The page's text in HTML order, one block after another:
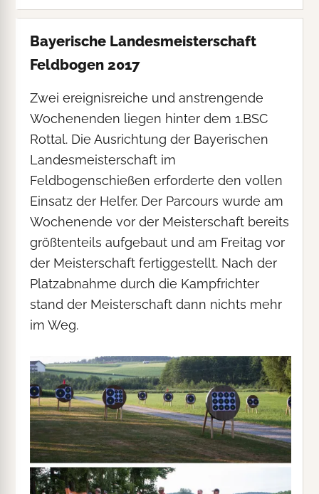
Bayerische Landesmeisterschaft
Feldbogen 2017
Zwei ereignisreiche und anstrengende
Wochenenden liegen hinter dem 1.BSC
Rottal. Die Ausrichtung der Bayerischen
Landesmeisterschaft im
Feldbogenschießen erforderte den vollen
Einsatz der Helfer. Der Parcours wurde am
Wochenende vor der Meisterschaft bereits
größtenteils aufgebaut und am Freitag vor
der Meisterschaft fertiggestellt. Nach der
Platzabnahme durch die Kampfrichter
stand der Meisterschaft dann nichts mehr
im Weg.